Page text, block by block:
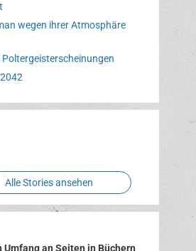
wegen ihrer Atmosphäre
Poltergeisterscheinungen
Verbotene
Alle Stories ansehen
Umfang an Seiten in Büchern